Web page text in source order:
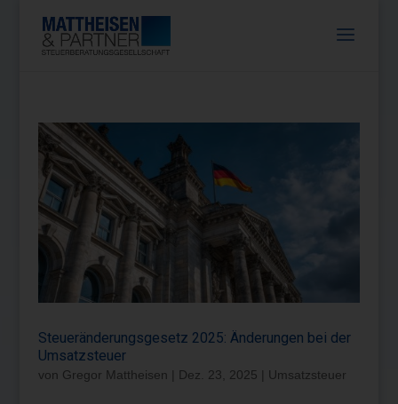
Steueränderungsgesetz 2025: Änderungen bei der
Umsatzsteuer
von Gregor Mattheisen Dez. 23, 2025 Umsatzsteuer